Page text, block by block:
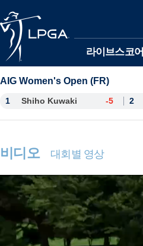
라이브스코어
AIG Women's Open (FR)
1 Shiho Kuwaki -5 2
비디오 대회별 영상